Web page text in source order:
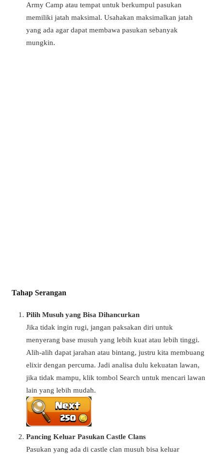
Army Camp atau tempat untuk berkumpul pasukan
memiliki jatah maksimal. Usahakan maksimalkan jatah
yang ada agar dapat membawa pasukan sebanyak
mungkin.
Tahap Serangan
Pilih Musuh yang Bisa Dihancurkan
Jika tidak ingin rugi, jangan paksakan diri untuk
menyerang base musuh yang lebih kuat atau lebih tinggi.
Alih-alih dapat jarahan atau bintang, justru kita membuang
elixir dengan percuma. Jadi analisa dulu kekuatan lawan,
jika tidak mampu, klik tombol Search untuk mencari lawan
lain yang lebih mudah.
Pancing Keluar Pasukan Castle Clans
Pasukan yang ada di castle clan musuh bisa keluar